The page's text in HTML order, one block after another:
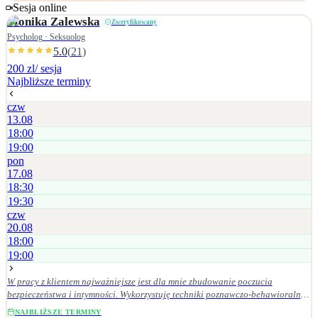
zagubienia, trudności w relacjach
Sesja online
Monika Zalewska Zweryfikowany
Psycholog · Seksuolog
5.0(21)
200 zl/ sesja
Najbliższe terminy
czw
13.08
18:00
19:00
pon
17.08
18:30
19:30
czw
20.08
18:00
19:00
W pracy z klientem najważniejsze jest dla mnie zbudowanie poczucia
bezpieczeństwa i intymności. Wykorzystuję techniki poznawczo-behawioralne,
podejście skoncentrowane na rozwiązaniach (TSR), polegające na
NAJBLIŻSZE TERMINY